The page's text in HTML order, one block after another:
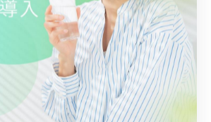
2026/08/02
炭酸水業務用ウォーターサーバーで警報が鳴る原因と即対応の手順徹底ガイド
2026/07/26
ウォーターサーバーで炭酸水と環境対応を両立する東京都三鷹市での新しい選択肢